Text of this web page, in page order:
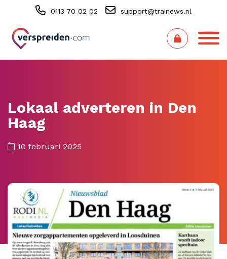
0113 70 02 02 support@trainews.nl
Lokaal adverteren in Den
Haag
10 februari 2025